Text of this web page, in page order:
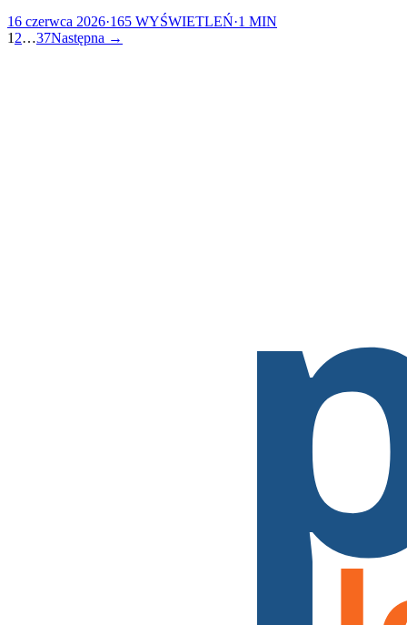
16 czerwca 2026·165 WYŚWIETLEŃ·1 MIN
1 2…37Następna →